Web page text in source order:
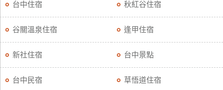
台中住宿 秋紅谷住宿
谷關溫泉住宿 逢甲住宿
新社住宿 台中景點
台中民宿 草悟道住宿